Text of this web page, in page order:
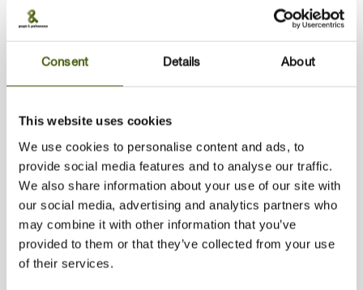
Consent Details About
This website uses cookies
We use cookies to personalise content and ads, to
provide social media features and to analyse our traffic.
We also share information about your use of our site with
our social media, advertising and analytics partners who
may combine it with other information that you’ve
provided to them or that they’ve collected from your use
of their services.
udvise højere grad af tillid og
samarbejde
skabe tydeligere alignment omkring
virksomhedens mål
stå stærkere som rollemodeller i
organisationen